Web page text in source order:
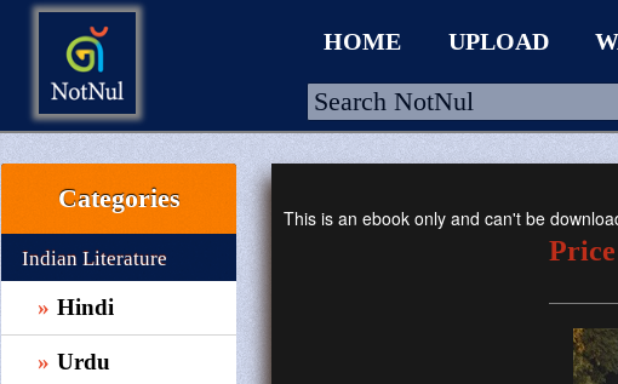
HOME
UPLOAD
WALLET
BLOG
HOME UPLOAD
Categories
Indian Literature
Hindi
Urdu
This is an ebook only and can't be
Price